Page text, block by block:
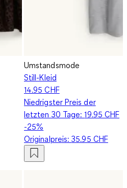
Umstandsmode
Still-Kleid
14.95 CHF
Niedrigster Preis der
letzten 30 Tage:19.95 CHF
-25%
Originalpreis:35.95 CHF